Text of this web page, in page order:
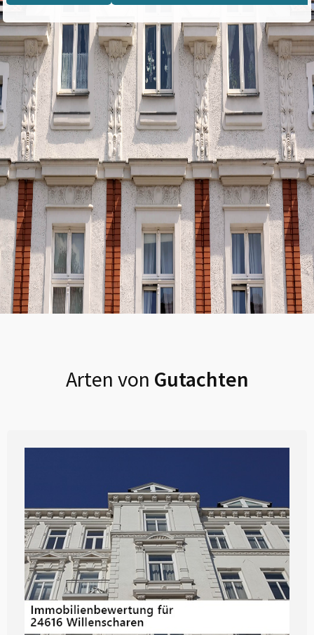
Arten von Gutachten